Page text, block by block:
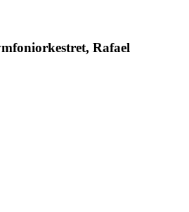
Rafael